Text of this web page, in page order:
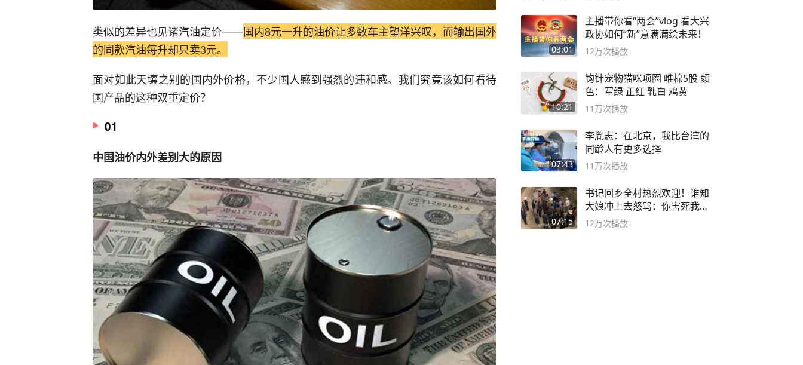
类似的差异也见诸汽油定价——国内8元一升的油价让多数车主望洋兴叹，而输出国外
的同款汽油每升却只卖3元。
面对如此天壤之别的国内外价格，不少国人感到强烈的违和感。我们究竟该如何看待
国产品的这种双重定价？
01
中国油价内外差别大的原因
03:01
主播带你看“两会”vlog 看大兴
政协如何“新”意满满绘未来！
12万次播放
10:21
钩针宠物猫咪项圈 唯棉5股 颜
色：军绿 正红 乳白 鸡黄
11万次播放
07:43
李胤志：在北京，我比台湾的
同龄人有更多选择
11万次播放
07:15
书记回乡全村热烈欢迎！谁知
大娘冲上去怒骂：你害死我儿
子
12万次播放